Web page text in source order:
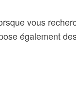
vous
également